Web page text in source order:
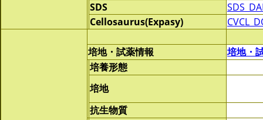
SDS
Cellosaurus(Expasy)
培地・試薬情報
培地・
培養形態
培地
抗生物質